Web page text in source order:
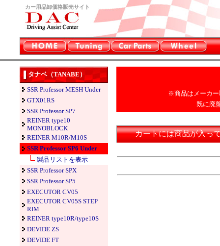
カー用品卸価格販売サイト
タナベ（TANABE）
SSR Professor MESH Under
GTX01RS
SSR Professor SP7
REINER type10
MONOBLOCK
REINER M10R/M10S
SSR Professor SP6 Under
製品リストを表示
SSR Professor SPX
SSR Professor SP5
EXECUTOR CV05
EXECUTOR CV05S STEP
RIM
REINER type10R/type10S
DEVIDE ZS
DEVIDE FT
※商品はメーカー
既に廃
カートには商品が入っ